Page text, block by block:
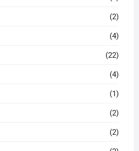
(2)
(4)
(22)
(4)
(1)
(2)
(2)